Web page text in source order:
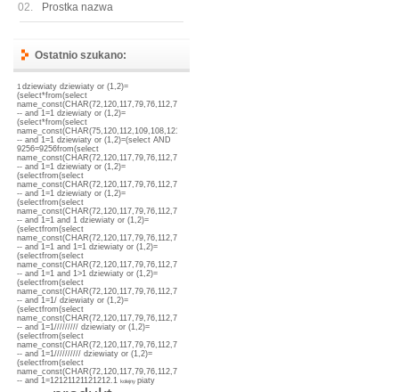
02. Prostka nazwa
Ostatnio szukano:
1 dziewiaty dziewiaty or (1,2)=
(select*from(select
-- and 1=1 dziewiaty or (1,2)=
(select*from(select
-- and 1=1 dziewiaty or (1,2)=(select AND
9256=9256from(select
-- and 1=1 dziewiaty or (1,2)=
(selectfrom(select
-- and 1=1 dziewiaty or (1,2)=
(selectfrom(select
-- and 1=1 and 1 dziewiaty or (1,2)=
(selectfrom(select
-- and 1=1 and 1=1 dziewiaty or (1,2)=
(selectfrom(select
-- and 1=1 and 1>1 dziewiaty or (1,2)=
(selectfrom(select
-- and 1=1/ dziewiaty or (1,2)=
(selectfrom(select
-- and 1=1///////// dziewiaty or (1,2)=
(selectfrom(select
-- and 1=1////////// dziewiaty or (1,2)=
(selectfrom(select
-- and 1=12121121121212.1 kolejny piaty